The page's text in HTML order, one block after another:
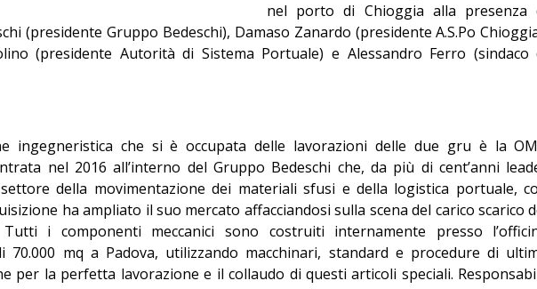
nel porto di Chioggia alla presenza
(presidente Gruppo Bedeschi), Damaso Zanardo (presidente A.S.Po
(presidente Autorità di Sistema Portuale) e Alessandro Ferro (sindaco
ingegneristica che si è occupata delle lavorazioni delle due gru è la
nel 2016 all’interno del Gruppo Bedeschi che, da più di cent’anni
della movimentazione dei materiali sfusi e della logistica portuale,
ha ampliato il suo mercato affacciandosi sulla scena del carico scarico
Tutti i componenti meccanici sono costruiti internamente presso
70.000 mq a Padova, utilizzando macchinari, standard e procedure di
per la perfetta lavorazione e il collaudo di questi articoli speciali.